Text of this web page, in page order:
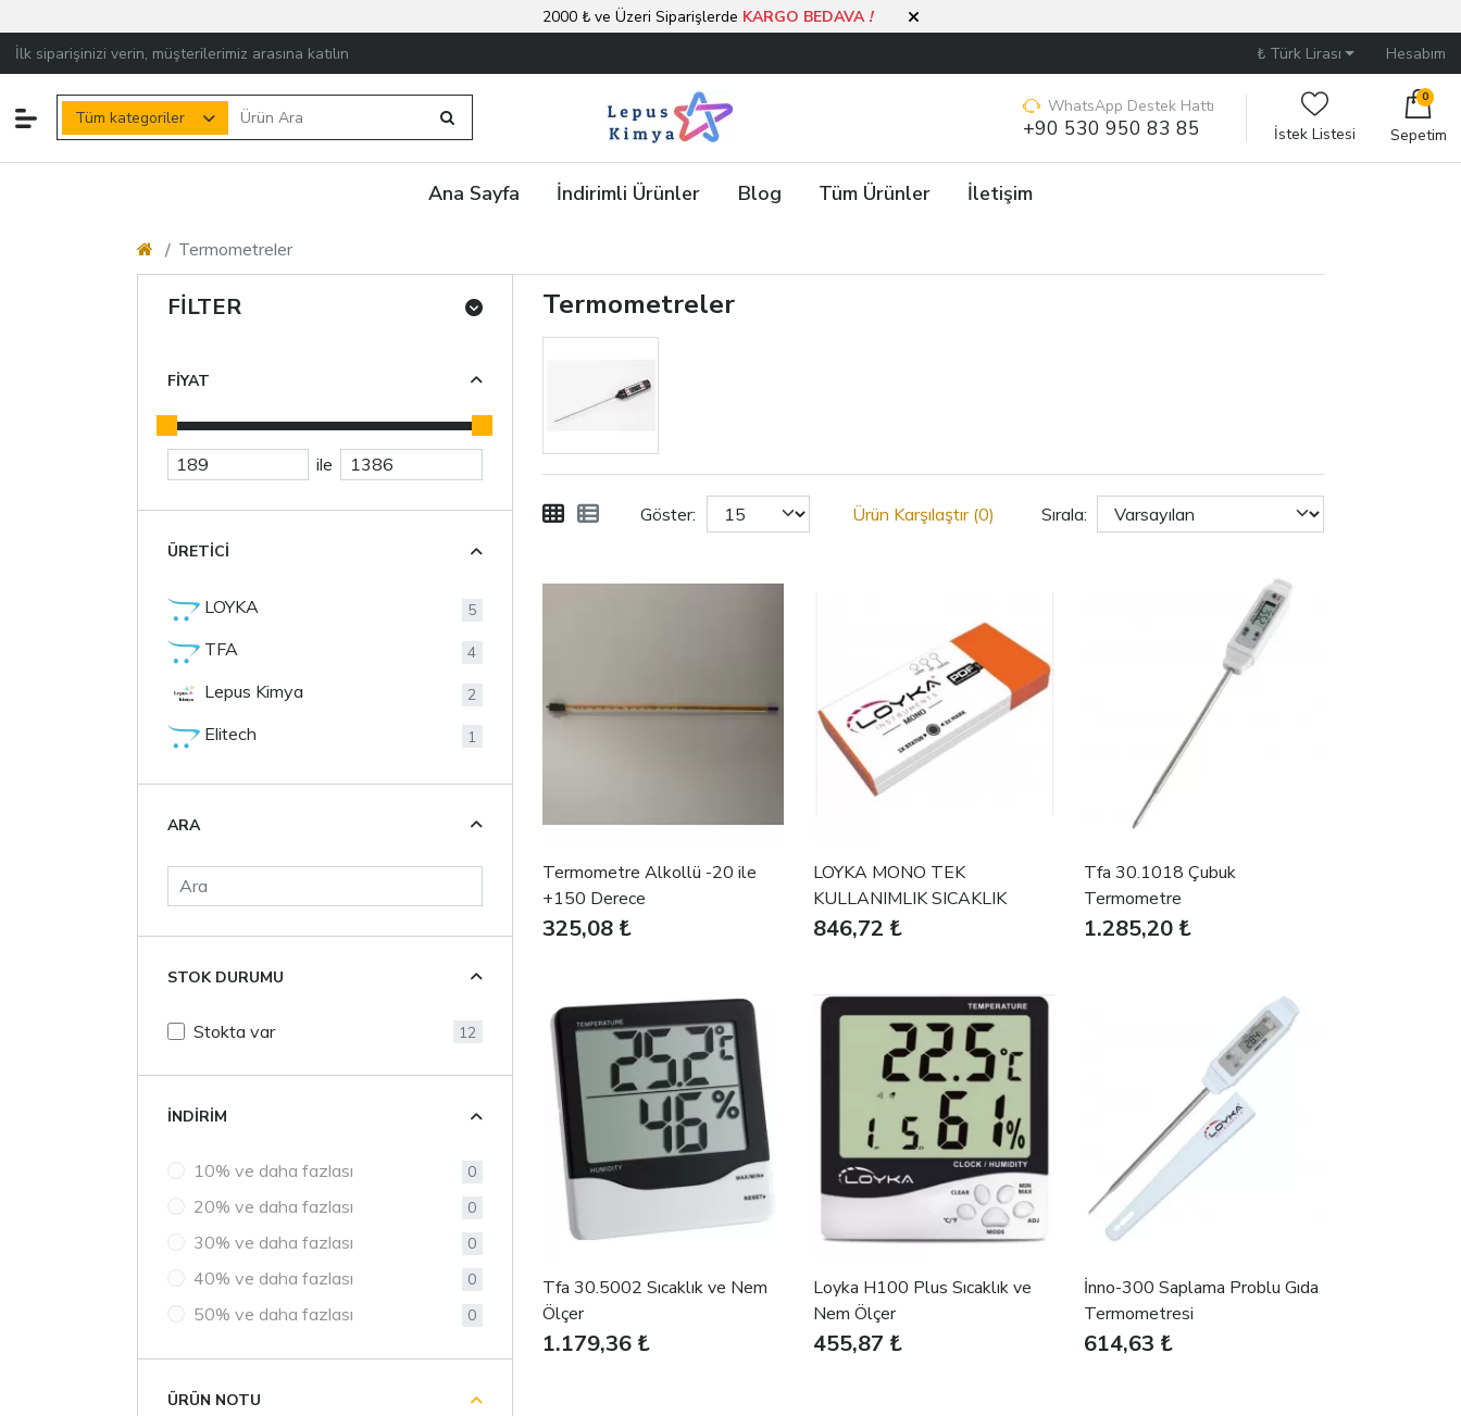
2000 ₺ ve Üzeri Siparişlerde KARGO BEDAVA!
İlk siparişinizi verin, müşterilerimiz arasına katılın
₺ Türk Lirası Hesabım
Tüm kategoriler
WhatsApp Destek Hattı
+90 530 950 83 85 İstek Listesi
0
Sepetim
Ana Sayfa İndirimli Ürünler Blog Tüm Ürünler İletişim
Termometreler
Termometreler
Ürün Karşılaştır (0)
Göster: Sırala:
Termometre Alkollü -20 ile
+150 Derece
325,08 ₺
LOYKA MONO TEK
KULLANIMLIK SICAKLIK
KAYIT CİHAZI
846,72 ₺
Tfa 30.1018 Çubuk
Termometre
1.285,20 ₺
Tfa 30.5002 Sıcaklık ve Nem
Ölçer
1.179,36 ₺
Loyka H100 Plus Sıcaklık ve
Nem Ölçer
455,87 ₺
İnno-300 Saplama Problu Gıda
Termometresi
614,63 ₺
FILTER
FIYAT
ile
ÜRETICI
LOYKA 5
TFA 4
Lepus Kimya 2
Elitech 1
ARA
STOK DURUMU
Stokta var 12
İNDIRIM
10% ve daha fazlası 0
20% ve daha fazlası 0
30% ve daha fazlası 0
40% ve daha fazlası 0
50% ve daha fazlası 0
ÜRÜN NOTU